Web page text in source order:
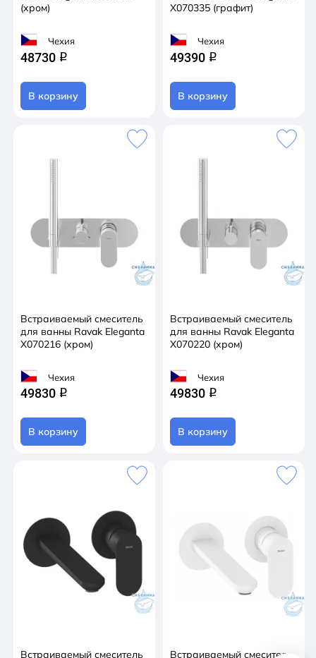
(хром)
Чехия
48730 q
В корзину
X070335 (графит)
Чехия
49390 q
В корзину
Встраиваемый смеситель
для ванны Ravak Eleganta
X070216 (хром)
Чехия
49830 q
В корзину
Встраиваемый смеситель
для ванны Ravak Eleganta
X070220 (хром)
Чехия
49830 q
В корзину
Встраиваемый смеситель Встраиваемый смеситель